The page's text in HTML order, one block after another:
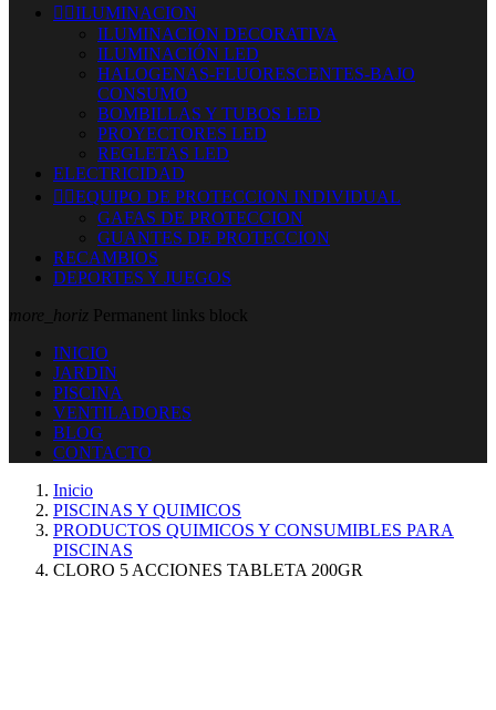
 ILUMINACION
ILUMINACION DECORATIVA
ILUMINACIÓN LED
HALOGENAS-FLUORESCENTES-BAJO
CONSUMO
BOMBILLAS Y TUBOS LED
PROYECTORES LED
REGLETAS LED
ELECTRICIDAD
 EQUIPO DE PROTECCION INDIVIDUAL
GAFAS DE PROTECCION
GUANTES DE PROTECCION
RECAMBIOS
DEPORTES Y JUEGOS
more_horiz Permanent links block
INICIO
JARDIN
PISCINA
VENTILADORES
BLOG
CONTACTO
Inicio
PISCINAS Y QUIMICOS
PRODUCTOS QUIMICOS Y CONSUMIBLES PARA
PISCINAS
CLORO 5 ACCIONES TABLETA 200GR